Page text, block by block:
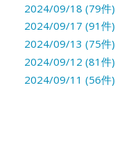
2024/09/18 (79件)
2024/09/17 (91件)
2024/09/13 (75件)
2024/09/12 (81件)
2024/09/11 (56件)